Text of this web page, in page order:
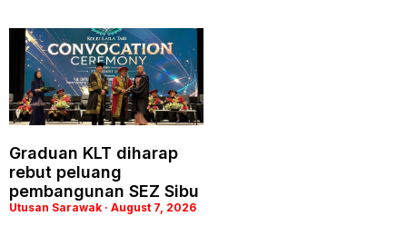
Graduan KLT diharap
rebut peluang
pembangunan SEZ Sibu
Utusan Sarawak August 7, 2026